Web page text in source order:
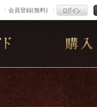
会員登録(無料)